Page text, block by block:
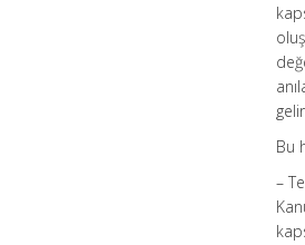
Bu
–